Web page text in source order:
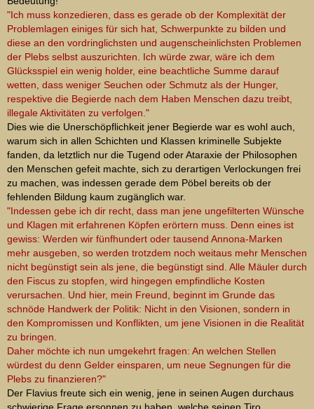
"Ich muss konzedieren, dass es gerade ob der Komplexität der
Problemlagen einiges für sich hat, Schwerpunkte zu bilden und
diese an den vordringlichsten und augenscheinlichsten Problemen
der Plebs selbst auszurichten. Ich würde zwar, wäre ich dem
Glücksspiel ein wenig holder, eine beachtliche Summe darauf
wetten, dass weniger Seuchen oder Schmutz als der Hunger,
respektive die Begierde nach dem Haben Menschen dazu treibt,
illegale Aktivitäten zu verfolgen."
Dies wie die Unerschöpflichkeit jener Begierde war es wohl auch,
warum sich in allen Schichten und Klassen kriminelle Subjekte
fanden, da letztlich nur die Tugend oder Ataraxie der Philosophen
den Menschen gefeit machte, sich zu derartigen Verlockungen frei
zu machen, was indessen gerade dem Pöbel bereits ob der
fehlenden Bildung kaum zugänglich war.
"Indessen gebe ich dir recht, dass man jene ungefilterten Wünsche
und Klagen mit erfahrenen Köpfen erörtern muss. Denn eines ist
gewiss: Werden wir fünfhundert oder tausend Annona-Marken
mehr ausgeben, so werden trotzdem noch weitaus mehr Menschen
nicht begünstigt sein als jene, die begünstigt sind. Alle Mäuler durch
den Fiscus zu stopfen, wird hingegen empfindliche Kosten
verursachen. Und hier, mein Freund, beginnt im Grunde das
schnöde Handwerk der Politik: Nicht in den Visionen, sondern in
den Kompromissen und Konflikten, um jene Visionen in die Realität
zu bringen.
Daher möchte ich nun umgekehrt fragen: An welchen Stellen
würdest du denn Gelder einsparen, um neue Segnungen für die
Plebs zu finanzieren?"
Der Flavius freute sich ein wenig, jene in seinen Augen durchaus